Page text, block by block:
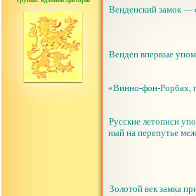
сообщений: 3753 Венденский замок —
Венден впервые
«Винно-фон-Рорбах,
Русские летописи
ный на перепутье
Золотой век замка